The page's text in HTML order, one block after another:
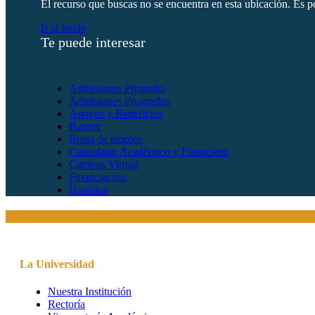
El recurso que buscas no se encuentra en esta ubicación. Es
Ir al inicio
Te puede interesar
Admisiones Pregrado
Admisiones Posgrados
Apoyos y Beneficios
Banner
Bolsa de empleo
Calendario Académico y Financiero
Campus Virtual
Financiación
Horarios
La Universidad
Nuestra Institución
Rectoría